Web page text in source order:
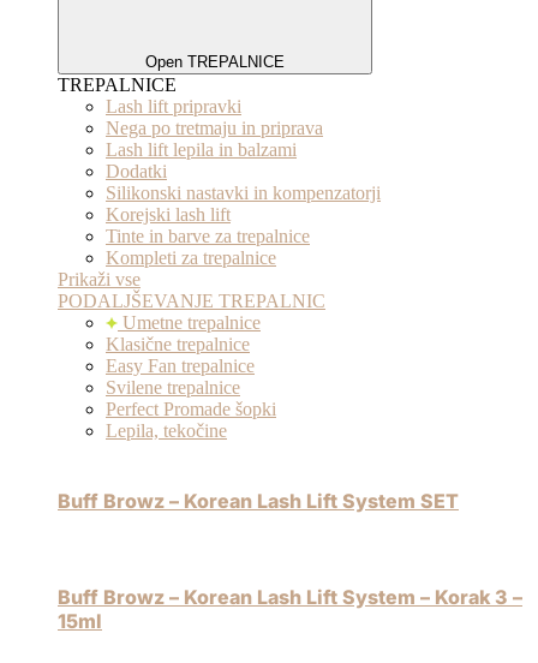
Open TREPALNICE
TREPALNICE
Lash lift pripravki
Nega po tretmaju in priprava
Lash lift lepila in balzami
Dodatki
Silikonski nastavki in kompenzatorji
Korejski lash lift
Tinte in barve za trepalnice
Kompleti za trepalnice
Prikaži vse
PODALJŠEVANJE TREPALNIC
Umetne trepalnice
Klasične trepalnice
Easy Fan trepalnice
Svilene trepalnice
Perfect Promade šopki
Lepila, tekočine
Buff Browz – Korean Lash Lift System SET
Buff Browz – Korean Lash Lift System – Korak 3 –
15ml